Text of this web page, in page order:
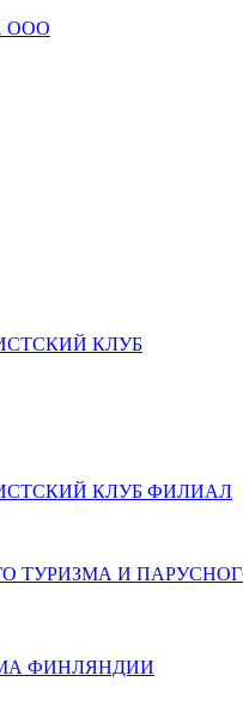
ООО
КЛУБ
КЛУБ ФИЛИАЛ
ТУРИЗМА И
ФИНЛЯНДИИ